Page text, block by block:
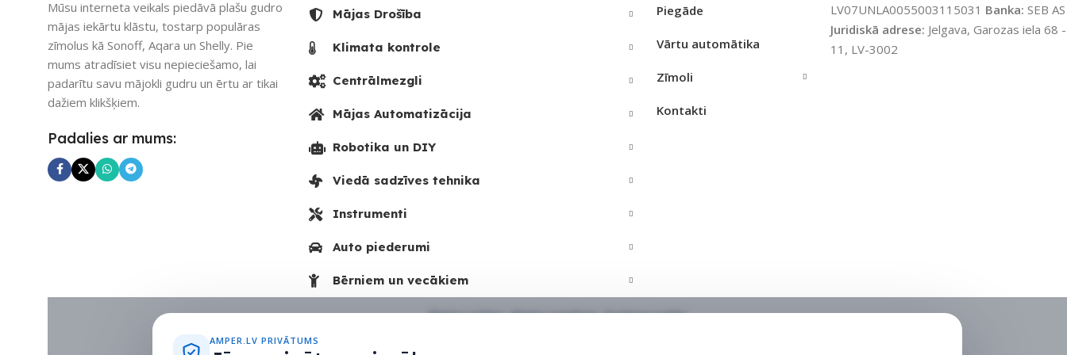
UZREIZ PIEEJAMAIS
SKAITS
UZREIZ PIEEJAMAIS
SKAITS
Mūsu interneta veikals piedāvā plašu gudro
mājas iekārtu klāstu, tostarp populāras
zīmolus kā Sonoff, Aqara un Shelly. Pie
mums atradīsiet visu nepieciešamo, lai
padarītu savu mājokli gudru un ērtu ar tikai
dažiem klikšķiem.
Padalies ar mums:
Mājas Drošība
Klimata kontrole
Centrālmezgli
Mājas Automatizācija
Robotika un DIY
Viedā sadzīves tehnika
Instrumenti
Auto piederumi
Bērniem un vecākiem
Piegāde
Vārtu automātika
Zīmoli
Kontakti
LV07UNLA0055003115031 Banka: SEB AS
Juridiskā adrese: Jelgava, Garozas iela 68 -
11, LV-3002
AMPER.LV PRIVĀTUMS
Sīkdatņu politika• Sīkdatņu iestatījumi •Privātuma politika